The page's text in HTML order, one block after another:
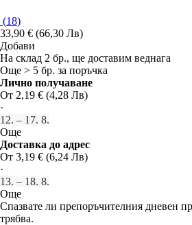
(18)
33,90 € (66,30 Лв)
Добави
На склад 2 бр., ще доставим веднага
Още > 5 бр. за поръчка
Лично получаване
От 2,19 € (4,28 Лв)
·
12. – 17. 8.
Още
Доставка до адрес
От 3,19 € (6,24 Лв)
·
13. – 18. 8.
Още
Спазвате ли препоръчителния дневен
трябва.